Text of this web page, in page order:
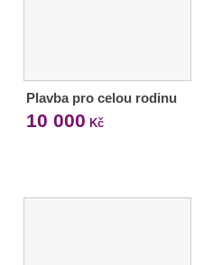
Plavba pro celou rodinu
10 000 Kč